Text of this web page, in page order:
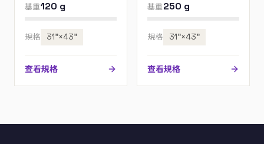
歡迎來電指定色號。
基重120 g
規格 31”×43”
查看規格
來電指定色號。
基重250 g
規格 31”×43”
查看規格